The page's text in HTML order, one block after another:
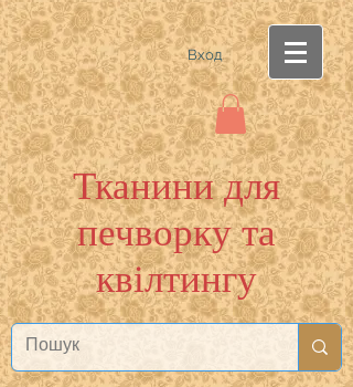
Вход
Тканини для
печворку та
квілтингу